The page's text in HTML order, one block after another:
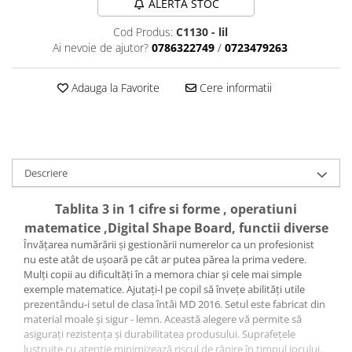
Coliere si cleme sa
Huse sa
Angrenaje bicicleta
Brat pedalier
Schimbator de viteze bicicleta
Schimbatoare fata
Schimbatoare spate
Manete schimbator si frana
Manete frana bicicleta
Manete schimbator bicicleta
Manete mixte frana - schimbator
Rulmenti si coronite
Aparatori si protectii
Sisteme de pliere
Roti
ALERTA STOC
Cod Produs: C1130 - lil
Ai nevoie de ajutor? 0786322749 / 0723479263
Adauga la Favorite Cere informatii
Descriere
Tablita 3 in 1 cifre si forme , operatiuni
matematice ,Digital Shape Board, functii diverse
Învățarea numărării și gestionării numerelor ca un profesionist
nu este atât de ușoară pe cât ar putea părea la prima vedere.
Mulți copii au dificultăți în a memora chiar și cele mai simple
exemple matematice. Ajutați-l pe copil să învețe abilități utile
prezentându-i setul de clasa întâi MD 2016. Setul este fabricat din
material moale și sigur - lemn. Această alegere vă permite să
asigurați rezistența și durabilitatea produsului. Suprafețele
lustruite cu atenție minimizează riscul de rănire în timpul jocului.